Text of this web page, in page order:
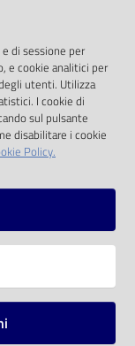
2006
di sessione per
e cookie analitici per
utenti. Utilizza
I cookie di
sul pulsante
disabilitare i cookie
Policy.